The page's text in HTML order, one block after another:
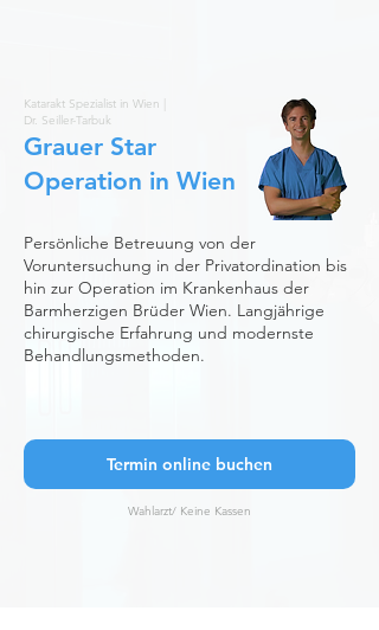
Katarakt Spezialist in Wien |
Dr. Seiller-Tarbuk
Grauer Star
Operation in Wien
Persönliche Betreuung von der
Voruntersuchung in der Privatordination bis
hin zur Operation im Krankenhaus der
Barmherzigen Brüder Wien. Langjährige
chirurgische Erfahrung und modernste
Behandlungsmethoden.
Termin online buchen
Wahlarzt/ Keine Kassen